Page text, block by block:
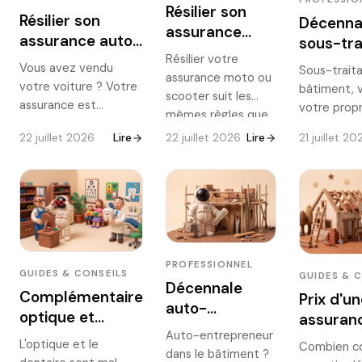
comment calibrer
Résilier son
assurance auto
après la vente
du véhicule
Vous avez vendu
votre voiture ? Votre
assurance est
droit, mais quelques
faire : notifier
l'assureur, résilier ou
transférer, récupérer
le trop-payé. La
procédure exacte et
le modèle de lettre.
22 juillet 2026 Lire
Résilier son
assurance
moto ou
scooter : délais
et modèle
Résilier votre
assurance moto ou
scooter suit les
mêmes règles que
l'auto : loi Hamon
du deux-roues,
échéance, loi
Chatel. Les délais, la
procédure et le
modèle de lettre,
sans oublier l'option
hivernage.
22 juillet 2026 Lire
sous-
BTP :
2026 ?
Sous-
bâtiment,
votre
lien direct
Comment
la
que le
exige de
risques
sous-
couverture.
21 juillet
GUIDES & CONSEILS
Complémentaire
optique et
dentaire : bien
choisir en 2026
L'optique et le
PROFESSIONNEL
Décennale
auto-
entrepreneur
BTP :
Auto-entrepreneur
dans le bâtiment ?
GUIDES &
Prix
Combien